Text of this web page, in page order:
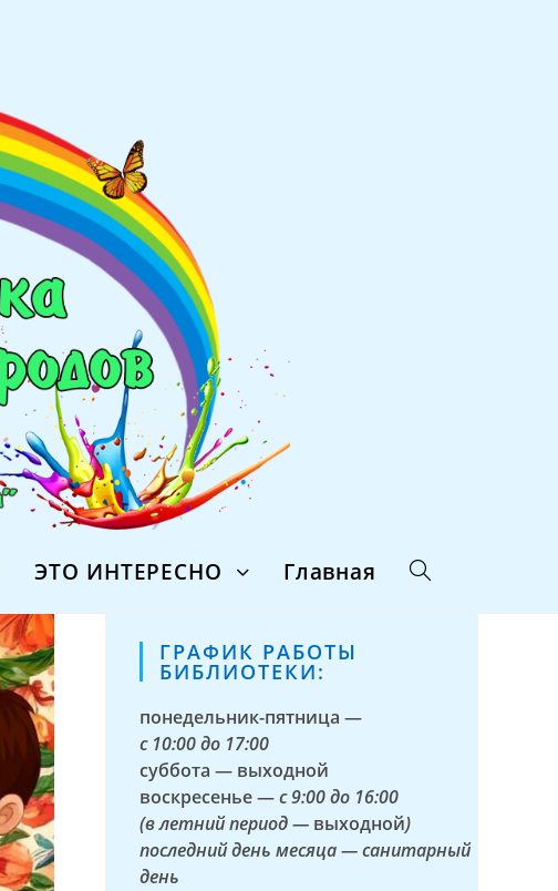
ЭТО ИНТЕРЕСНО Главная
ГРАФИК РАБОТЫ
БИБЛИОТЕКИ:
понедельник-пятница —
с 10:00 до 17:00
суббота — выходной
воскресенье —с 9:00 до 16:00
(в летний период — выходной)
последний день месяца — санитарный
день